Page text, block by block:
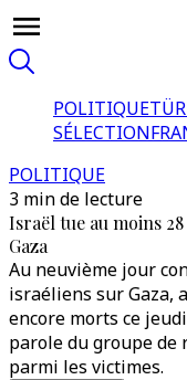
POLITIQUE
SÉLECTION
POLITIQUE
3 min de lecture
Israël tue au moins
Gaza
Au neuvième jour
israéliens sur Gaza,
encore morts ce
parole du groupe
parmi les victimes.